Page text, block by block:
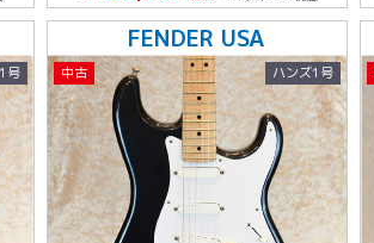
号
FENDER USA
中古 ハンズ1号